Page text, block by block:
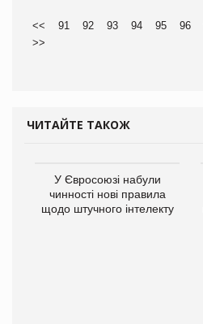
<< 91 92 93 94 95 96
>>
ЧИТАЙТЕ ТАКОЖ
У Євросоюзі набули
чинності нові правила
щодо штучного інтелекту